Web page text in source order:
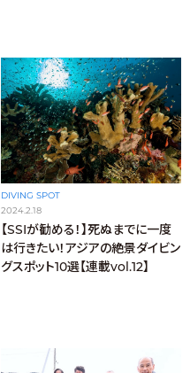
DIVING SPOT
2024.2.18
【SSIが勧める！】死ぬまでに一度
は行きたい！アジアの絶景ダイビン
グスポット10選【連載vol.12】